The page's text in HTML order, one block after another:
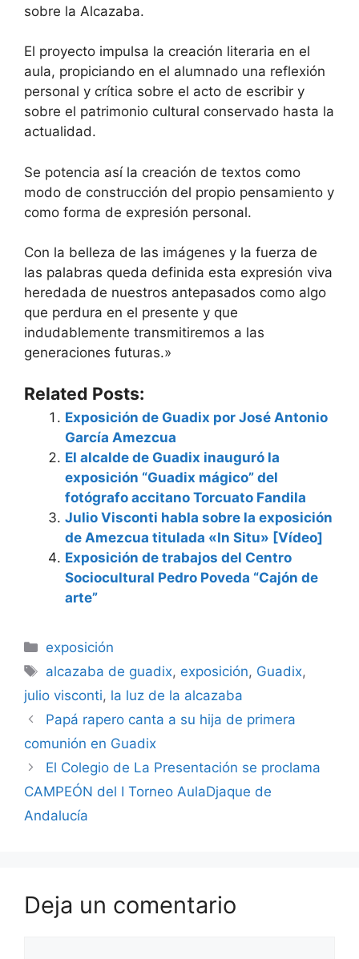
sobre la Alcazaba.
El proyecto impulsa la creación literaria en el
aula, propiciando en el alumnado una reflexión
personal y crítica sobre el acto de escribir y
sobre el patrimonio cultural conservado hasta la
actualidad.
Se potencia así la creación de textos como
modo de construcción del propio pensamiento y
como forma de expresión personal.
Con la belleza de las imágenes y la fuerza de
las palabras queda definida esta expresión viva
heredada de nuestros antepasados como algo
que perdura en el presente y que
indudablemente transmitiremos a las
generaciones futuras.»
Related Posts:
Exposición de Guadix por José Antonio
García Amezcua
El alcalde de Guadix inauguró la
exposición “Guadix mágico” del
fotógrafo accitano Torcuato Fandila
Julio Visconti habla sobre la exposición
de Amezcua titulada «In Situ» [Vídeo]
Exposición de trabajos del Centro
Sociocultural Pedro Poveda “Cajón de
arte”
Categorías
exposición
Etiquetas
alcazaba de guadix, exposición, Guadix,
julio visconti, la luz de la alcazaba
Papá rapero canta a su hija de primera
comunión en Guadix
El Colegio de La Presentación se proclama
CAMPEÓN del I Torneo AulaDjaque de
Andalucía
Deja un comentario